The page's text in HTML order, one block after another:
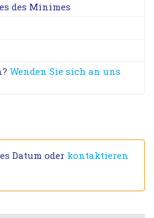
des Minimes
Wenden Sie sich an uns
Datum oder kontaktieren